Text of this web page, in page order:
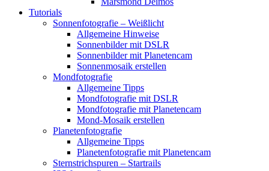
Tutorials
Sonnenfotografie – Weißlicht
Allgemeine Hinweise
Sonnenbilder mit DSLR
Sonnenbilder mit Planetencam
Sonnenmosaik erstellen
Mondfotografie
Allgemeine Tipps
Mondfotografie mit DSLR
Mondfotografie mit Planetencam
Mond-Mosaik erstellen
Planetenfotografie
Allgemeine Tipps
Planetenfotografie mit Planetencam
Sternstrichspuren – Startrails